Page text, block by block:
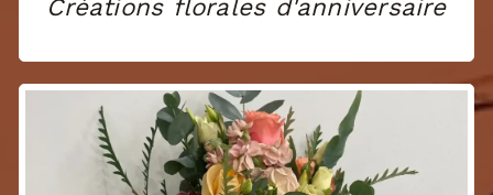
Créations florales d'anniversaire